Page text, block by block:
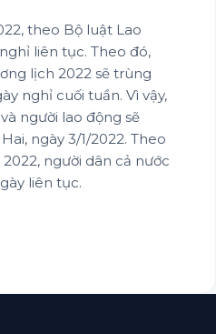
theo Bộ luật Lao
liên tục. Theo đó,
lịch 2022 sẽ trùng
nghỉ cuối tuần. Vì vậy,
người lao động sẽ
ngày 3/1/2022. Theo
người dân cả nước
liên tục.